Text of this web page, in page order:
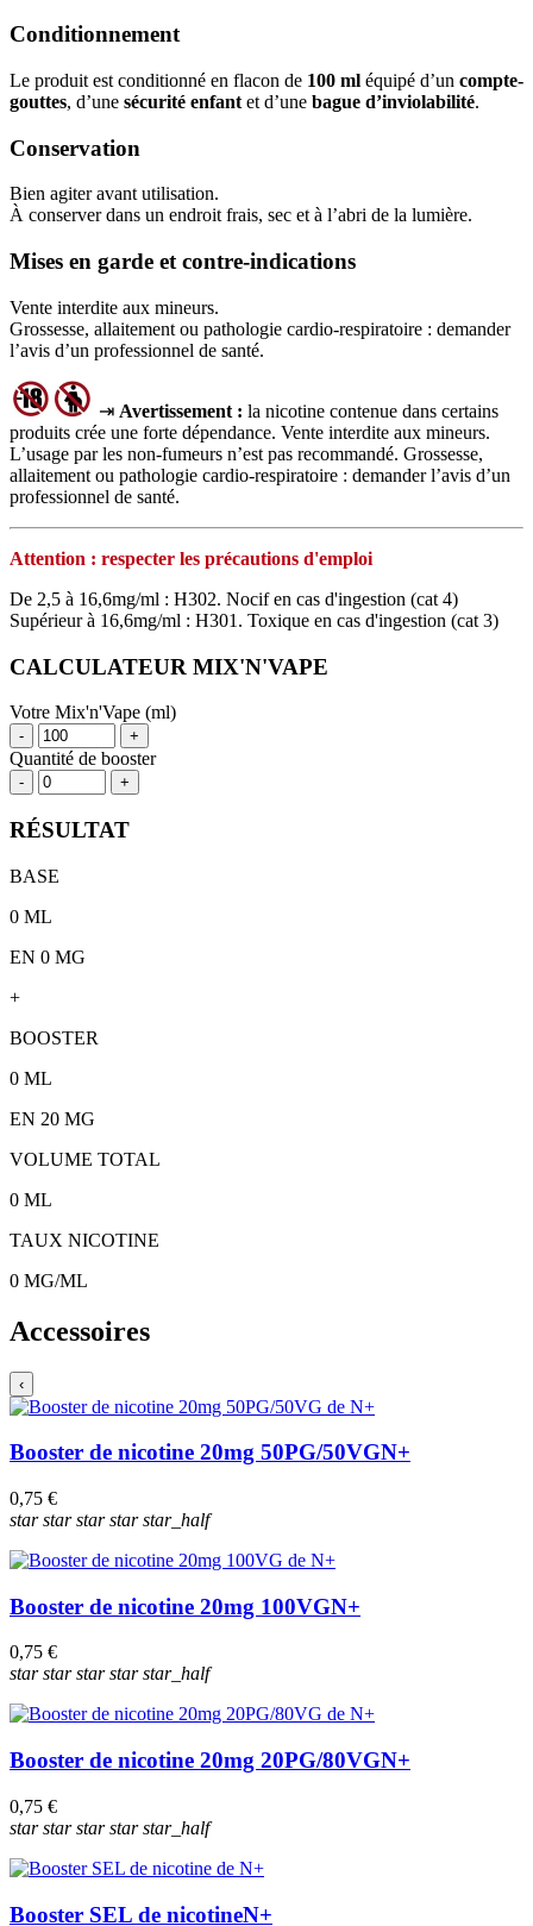
Conditionnement
Le produit est conditionné en flacon de 100 ml équipé d’un compte-
gouttes, d’une sécurité enfant et d’une bague d’inviolabilité.
Conservation
Bien agiter avant utilisation.
À conserver dans un endroit frais, sec et à l’abri de la lumière.
Mises en garde et contre-indications
Vente interdite aux mineurs.
Grossesse, allaitement ou pathologie cardio-respiratoire : demander
l’avis d’un professionnel de santé.
⇥ Avertissement : la nicotine contenue dans certains
produits crée une forte dépendance. Vente interdite aux mineurs.
L’usage par les non‑fumeurs n’est pas recommandé. Grossesse,
allaitement ou pathologie cardio‑respiratoire : demander l’avis d’un
professionnel de santé.
Attention : respecter les précautions d'emploi
De 2,5 à 16,6mg/ml : H302. Nocif en cas d'ingestion (cat 4)
Supérieur à 16,6mg/ml : H301. Toxique en cas d'ingestion (cat 3)
CALCULATEUR MIX'N'VAPE
Votre Mix'n'Vape (ml)
- +
Quantité de booster
- +
RÉSULTAT
BASE
0 ML
EN 0 MG
+
BOOSTER
0 ML
EN 20 MG
VOLUME TOTAL
0 ML
TAUX NICOTINE
0 MG/ML
Accessoires
‹
Booster de nicotine 20mg 50PG/50VGN+
0,75 €
starstarstarstarstar_half
Booster de nicotine 20mg 100VGN+
0,75 €
starstarstarstarstar_half
Booster de nicotine 20mg 20PG/80VGN+
0,75 €
starstarstarstarstar_half
Booster SEL de nicotineN+